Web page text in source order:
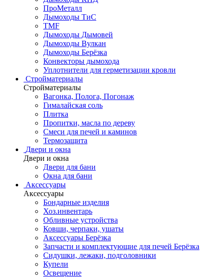
ПроМеталл
Дымоходы ТиС
TMF
Дымоходы Дымовей
Дымоходы Вулкан
Дымоходы Берёзка
Конвекторы дымохода
Уплотнители для герметизации кровли
Стройматериалы
Стройматериалы
Вагонка, Полога, Погонаж
Гималайская соль
Плитка
Пропитки, масла по дереву
Смеси для печей и каминов
Термозащита
Двери и окна
Двери и окна
Двери для бани
Окна для бани
Аксессуары
Аксессуары
Бондарные изделия
Хоз.инвентарь
Обливные устройства
Ковши, черпаки, ушаты
Аксессуары Берёзка
Запчасти и комплектующие для печей Берёзка
Сидушки, лежаки, подголовники
Купели
Освещение